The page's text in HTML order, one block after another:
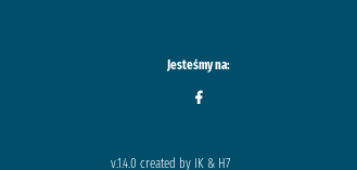
Jesteśmy na:
v.1.4.0 created by IK & H7